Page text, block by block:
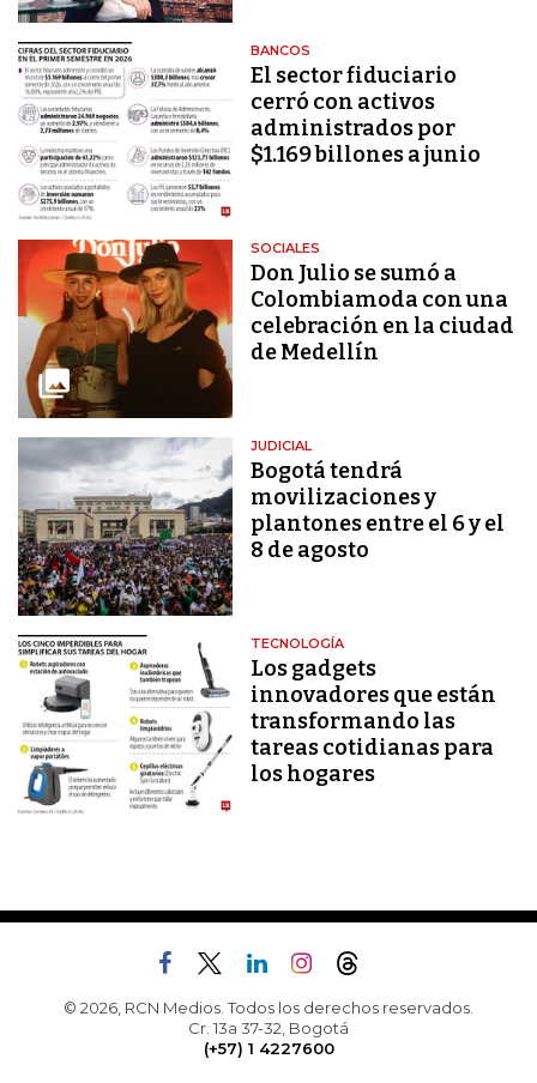
BANCOS
El sector fiduciario
cerró con activos
administrados por
$1.169 billones a junio
SOCIALES
Don Julio se sumó a
Colombiamoda con una
celebración en la ciudad
de Medellín
JUDICIAL
Bogotá tendrá
movilizaciones y
plantones entre el 6 y el
8 de agosto
TECNOLOGÍA
Los gadgets
innovadores que están
transformando las
tareas cotidianas para
los hogares
© 2026, RCN Medios. Todos los derechos reservados.
Cr. 13a 37-32, Bogotá
(+57) 1 4227600